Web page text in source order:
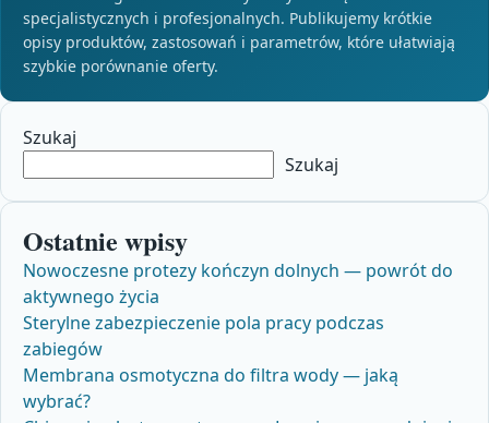
specjalistycznych i profesjonalnych. Publikujemy krótkie
opisy produktów, zastosowań i parametrów, które ułatwiają
szybkie porównanie oferty.
Szukaj
Szukaj
Ostatnie wpisy
Nowoczesne protezy kończyn dolnych — powrót do
aktywnego życia
Sterylne zabezpieczenie pola pracy podczas
zabiegów
Membrana osmotyczna do filtra wody — jaką
wybrać?